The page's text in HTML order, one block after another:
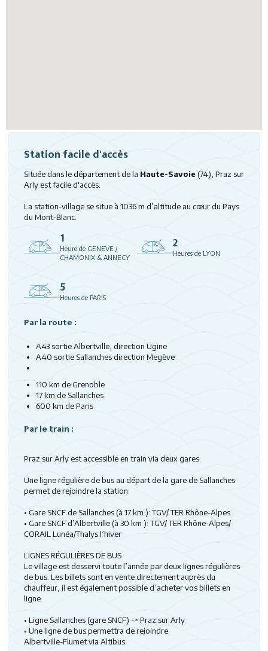
Station facile d'accès
Située dans le département de la Haute-Savoie (74), Praz sur
Arly est facile d'accès.
La station-village se situe à 1036 m d’altitude au cœur du Pays
du Mont-Blanc.
1
Heure de GENEVE /
CHAMONIX & ANNECY
2
Heures de LYON
5
Heures de PARIS
Par la route :
A43 sortie Albertville, direction Ugine
A40 sortie Sallanches direction Megève
110 km de Grenoble
17km de Sallanches
600 km de Paris
Par le train :
Praz sur Arly est accessible en train via deux gares.
Une ligne régulière de bus au départ de la gare de Sallanches
permet de rejoindre la station.
• Gare SNCF de Sallanches (à 17 km ): TGV/ TER Rhône-Alpes
• Gare SNCF d’Albertville (à 30 km ): TGV/ TER Rhône-Alpes/
CORAIL Lunéa/Thalys l’hiver
LIGNES RÉGULIÈRES DE BUS
Le village est desservi toute l’année par deux lignes régulières
de bus. Les billets sont en vente directement auprès du
chauffeur, il est également possible d’acheter vos billets en
ligne.
• Ligne Sallanches (gare SNCF) -> Praz sur Arly
• Une ligne de bus permettra de rejoindre
Albertville-Flumet via Altibus.